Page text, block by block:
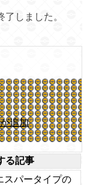
しました。
追加
る記事
スパータイプの